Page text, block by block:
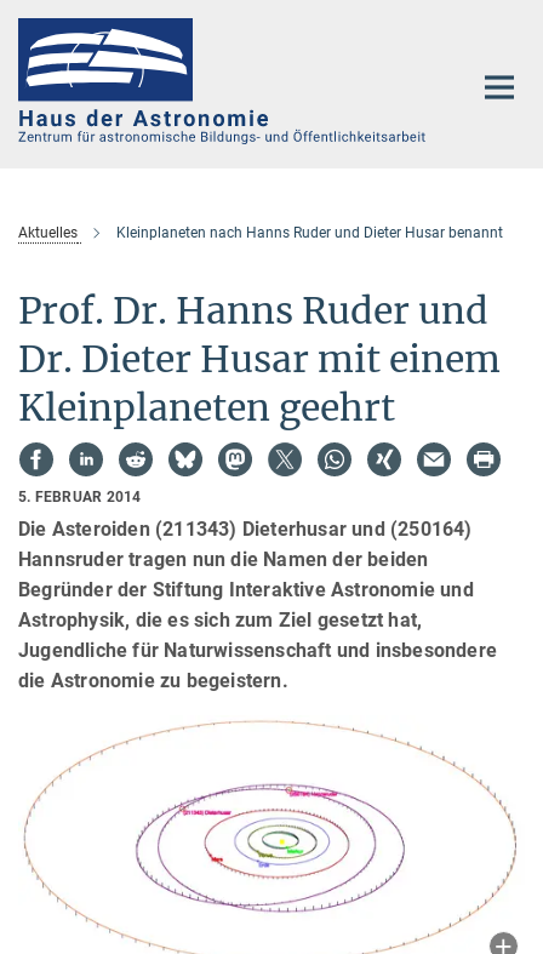
Hauptinhalt
Aktuelles Kleinplaneten nach Hanns Ruder und Dieter Husar benannt
Prof. Dr. Hanns Ruder und
Dr. Dieter Husar mit einem
Kleinplaneten geehrt
5. FEBRUAR 2014
Die Asteroiden (211343) Dieterhusar und (250164)
Hannsruder tragen nun die Namen der beiden
Begründer der Stiftung Interaktive Astronomie und
Astrophysik, die es sich zum Ziel gesetzt hat,
Jugendliche für Naturwissenschaft und insbesondere
die Astronomie zu begeistern.